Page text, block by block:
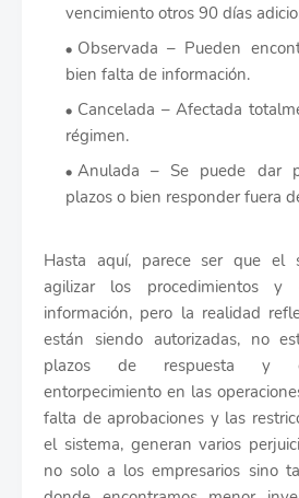
vencimiento otros 90 días
Observada – Pueden
bien falta de información.
Cancelada – Afectada
régimen.
Anulada – Se puede dar
plazos o bien responder fuera
Hasta aquí, parece ser que el
agilizar los procedimientos
información, pero la realidad
están siendo autorizadas, no
plazos de respuesta y
entorpecimiento en las
falta de aprobaciones y las
el sistema, generan varios
no solo a los empresarios sino